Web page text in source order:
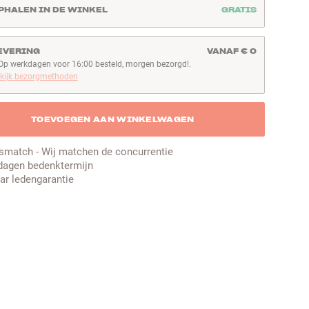
IN DE WINKEL GRATIS
werkdagen voor 16:00 besteld, morgen bezorgd!
werkdagen voor 16:00 besteld, morgen bezorgd!.
bezorgmethoden
VANAF € 0
TOEVOEGEN AAN WINKELWAGEN
- Wij matchen de concurrentie
bedenktermijn
ledengarantie